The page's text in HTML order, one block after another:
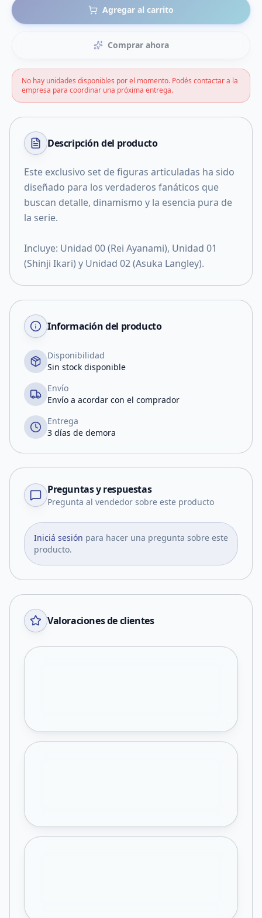
Agregar al carrito
Comprar ahora
No hay unidades disponibles por el momento. Podés contactar a la
empresa para coordinar una próxima entrega.
Descripción del producto
Este exclusivo set de figuras articuladas ha sido
diseñado para los verdaderos fanáticos que
buscan detalle, dinamismo y la esencia pura de
la serie.
Incluye: Unidad 00 (Rei Ayanami), Unidad 01
(Shinji Ikari) y Unidad 02 (Asuka Langley).
Información del producto
Disponibilidad
Sin stock disponible
Envío
Envío a acordar con el comprador
Entrega
3 días de demora
Preguntas y respuestas
Pregunta al vendedor sobre este producto
Iniciá sesión para hacer una pregunta sobre este
producto.
Valoraciones de clientes